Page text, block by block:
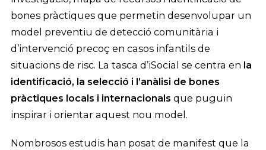
bones pràctiques que permetin desenvolupar un
model preventiu de detecció comunitària i
d’intervenció precoç en casos infantils de
situacions de risc. La tasca d’iSocial se centra en la
identificació, la selecció i l’anàlisi de bones
pràctiques locals i internacionals que puguin
inspirar i orientar aquest nou model.
Nombrosos estudis han posat de manifest que la